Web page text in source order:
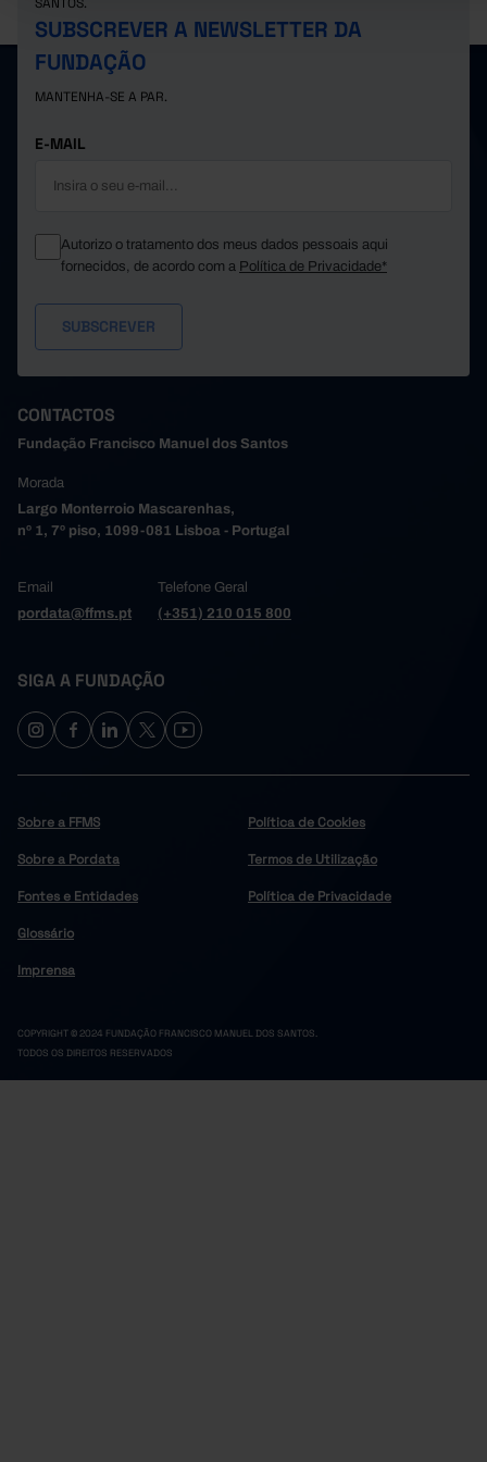
SUBSCREVER A NEWSLETTER DA
FUNDAÇÃO
MANTENHA-SE A PAR.
E-MAIL
Autorizo o tratamento dos meus dados pessoais aqui
fornecidos, de acordo com a Política de Privacidade*
CONTACTOS
Fundação Francisco Manuel dos Santos
Morada
Largo Monterroio Mascarenhas,
nº 1, 7º piso, 1099-081 Lisboa - Portugal
Email
pordata@ffms.pt
Telefone Geral
(+351) 210 015 800
SIGA A FUNDAÇÃO
Sobre a FFMS
Sobre a Pordata
Fontes e Entidades
Glossário
Imprensa
Política de Cookies
Termos de Utilização
Política de Privacidade
COPYRIGHT © 2024 FUNDAÇÃO FRANCISCO MANUEL DOS SANTOS.
TODOS OS DIREITOS RESERVADOS